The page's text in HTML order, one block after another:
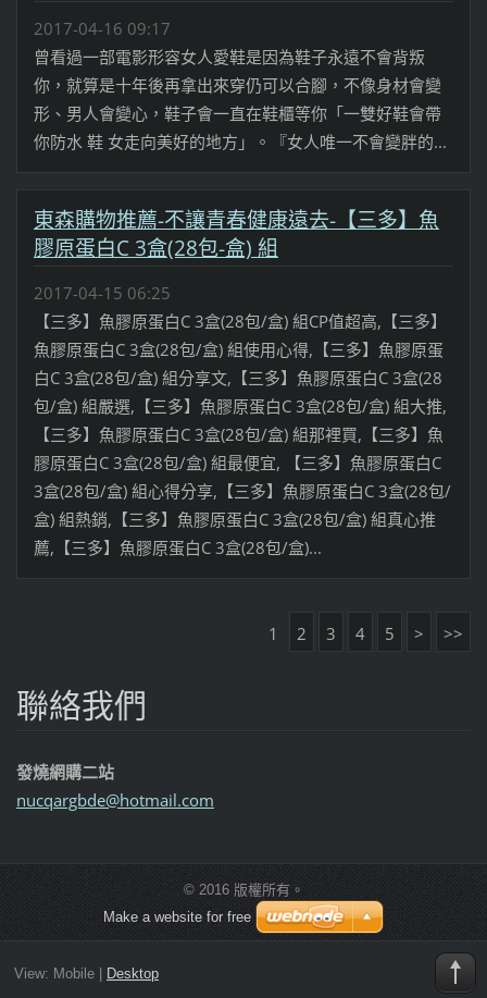
2017-04-16 09:17
曾看過一部電影形容女人愛鞋是因為鞋子永遠不會背叛
你，就算是十年後再拿出來穿仍可以合腳，不像身材會變
形、男人會變心，鞋子會一直在鞋櫃等你「一雙好鞋會帶
你防水 鞋 女走向美好的地方」。『女人唯一不會變胖的...
東森購物推薦-不讓青春健康遠去-【三多】魚
膠原蛋白C 3盒(28包-盒) 組
2017-04-15 06:25
【三多】魚膠原蛋白C 3盒(28包/盒) 組CP值超高,【三多】
魚膠原蛋白C 3盒(28包/盒) 組使用心得,【三多】魚膠原蛋
白C 3盒(28包/盒) 組分享文,【三多】魚膠原蛋白C 3盒(28
包/盒) 組嚴選,【三多】魚膠原蛋白C 3盒(28包/盒) 組大推,
【三多】魚膠原蛋白C 3盒(28包/盒) 組那裡買,【三多】魚
膠原蛋白C 3盒(28包/盒) 組最便宜, 【三多】魚膠原蛋白C
3盒(28包/盒) 組心得分享,【三多】魚膠原蛋白C 3盒(28包/
盒) 組熱銷,【三多】魚膠原蛋白C 3盒(28包/盒) 組真心推
薦,【三多】魚膠原蛋白C 3盒(28包/盒)...
1 2 3 4 5 > >>
聯絡我們
發燒網購二站
nucqargbde@hotmail.com
© 2016 版權所有。
Make a website for free
View: Mobile| Desktop